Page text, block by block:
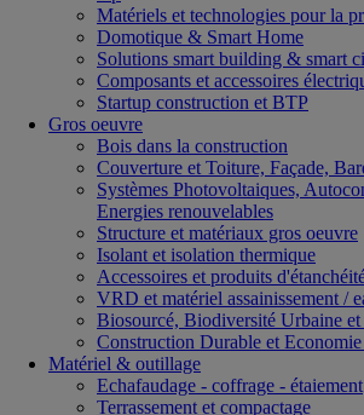
Matériels et technologies pour la
Domotique & Smart Home
Solutions smart building & smart
Composants et accessoires
Startup construction et BTP
Gros oeuvre
Bois dans la construction
Couverture et Toiture, Façade,
Systèmes Photovoltaiques,
Energies renouvelables
Structure et matériaux gros oeuvre
Isolant et isolation thermique
Accessoires et produits
VRD et matériel assainissement /
Biosourcé, Biodiversité Urbaine
Construction Durable et
Matériel & outillage
Echafaudage - coffrage - étaiement
Terrassement et compactage